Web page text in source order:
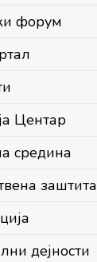
форум
Центар
средина
заштита
дејности